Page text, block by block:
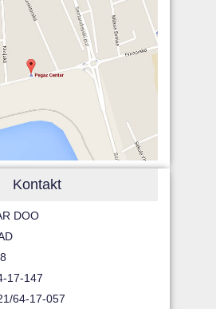
Kontakt
DOO
17-147
64-17-057